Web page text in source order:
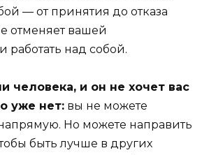
— от принятия до отказа
отменяет вашей
работать над собой.
человека, и он не хочет вас
уже нет: вы не можете
Но можете направить
быть лучше в других